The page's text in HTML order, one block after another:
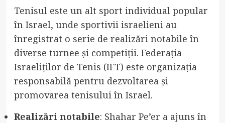
Tenisul este un alt sport individual popular
în Israel, unde sportivii israelieni au
înregistrat o serie de realizări notabile în
diverse turnee și competiții. Federația
Israeliților de Tenis (IFT) este organizația
responsabilă pentru dezvoltarea și
promovarea tenisului în Israel.
Realizări notabile: Shahar Pe’er a ajuns în